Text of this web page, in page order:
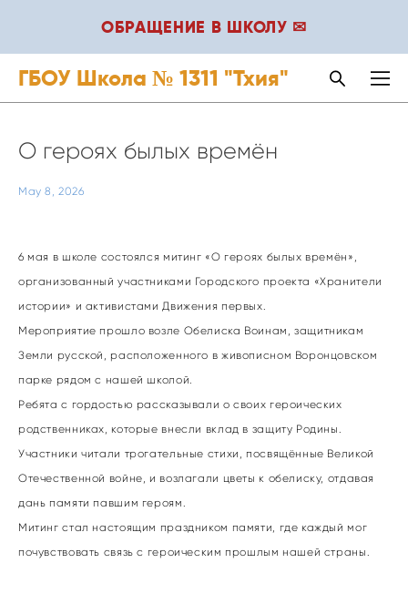
ОБРАЩЕНИЕ В ШКОЛУ ✉
ГБОУ Школа № 1311 "Тхия"
May 8, 2026
О героях былых времён
6 мая в школе состоялся митинг «О героях былых времён»,
организованный участниками Городского проекта «Хранители
истории» и активистами Движения первых.
Мероприятие прошло возле Обелиска Воинам, защитникам
Земли русской, расположенного в живописном Воронцовском
парке рядом с нашей школой.
Ребята с гордостью рассказывали о своих героических
родственниках, которые внесли вклад в защиту Родины.
Участники читали трогательные стихи, посвящённые Великой
Отечественной войне, и возлагали цветы к обелиску, отдавая
дань памяти павшим героям.
Митинг стал настоящим праздником памяти, где каждый мог
почувствовать связь с героическим прошлым нашей страны.